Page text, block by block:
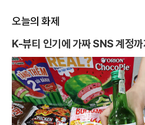
오늘의 화제
K-뷰티 인기에 가짜 SNS 계정